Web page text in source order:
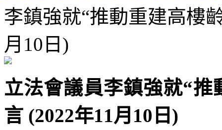
李鎮強就“推動重建高樓
月10日)
立法會議員李鎮強就“
言 (2022年11月10日)